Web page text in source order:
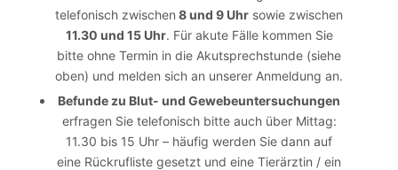
telefonisch zwischen 8 und 9 Uhr sowie zwischen
11.30 und 15 Uhr. Für akute Fälle kommen Sie
bitte ohne Termin in die Akutsprechstunde (siehe
oben) und melden sich an unserer Anmeldung an.
Befunde zu Blut- und Gewebeuntersuchungen
erfragen Sie telefonisch bitte auch über Mittag:
11.30 bis 15 Uhr – häufig werden Sie dann auf
eine Rückrufliste gesetzt und eine Tierärztin / ein